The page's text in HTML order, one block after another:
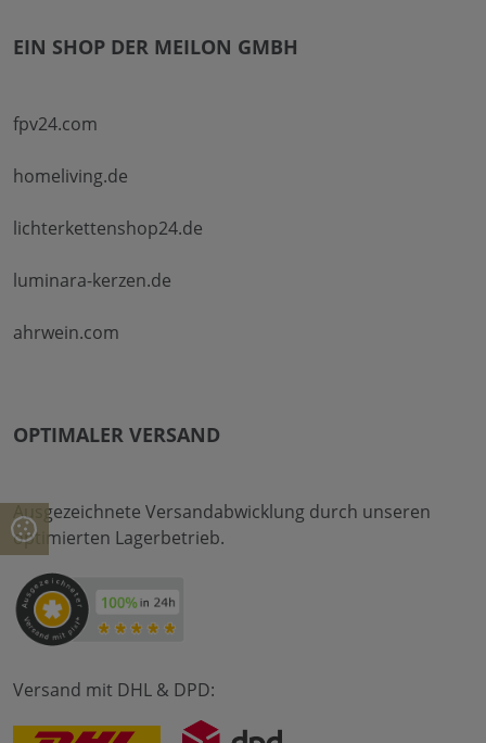
EIN SHOP DER MEILON GMBH
fpv24.com
homeliving.de
lichterkettenshop24.de
luminara-kerzen.de
ahrwein.com
OPTIMALER VERSAND
Ausgezeichnete Versandabwicklung durch unseren
optimierten Lagerbetrieb.
Versand mit DHL & DPD: